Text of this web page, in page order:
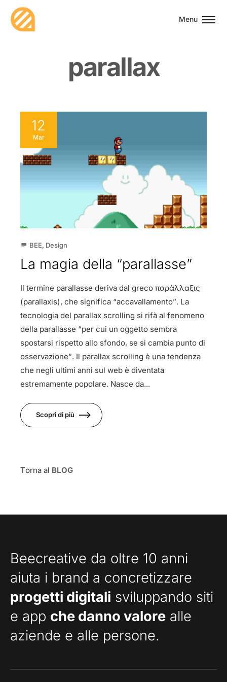
Menu
parallax
12
Mar
subject BEE, Design
La magia della “parallasse”
Il termine parallasse deriva dal greco παράλλαξις
(parallaxis), che significa “accavallamento”. La
tecnologia del parallax scrolling si rifà al fenomeno
della parallasse “per cui un oggetto sembra
spostarsi rispetto allo sfondo, se si cambia punto di
osservazione”. Il parallax scrolling è una tendenza
che negli ultimi anni sul web è diventata
estremamente popolare. Nasce da...
Scopri di più
Torna al BLOG
Beecreative da oltre 10 anni
aiuta i brand a concretizzare
progetti digitali sviluppando siti
e app che danno valore alle
aziende e alle persone.